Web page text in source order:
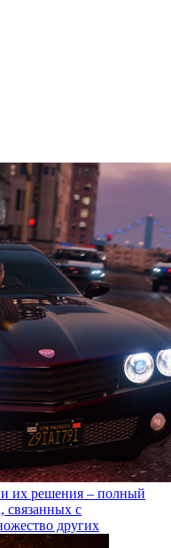
их решения – полный
связанных с
других